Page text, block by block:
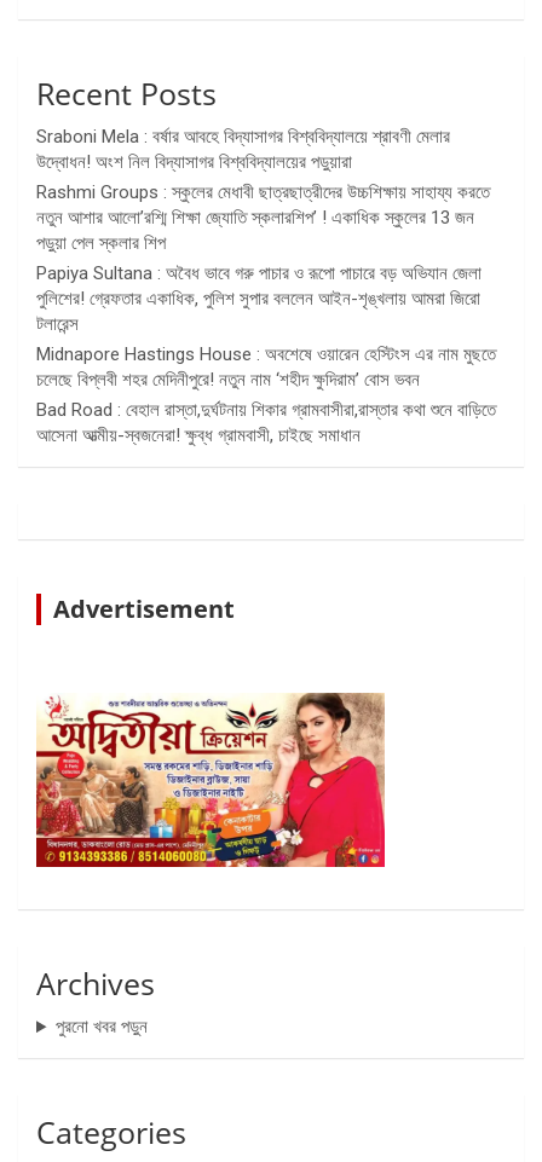
Recent Posts
Sraboni Mela : বর্ষার আবহে বিদ্যাসাগর বিশ্ববিদ্যালয়ে শ্রাবণী মেলার
উদ্বোধন! অংশ নিল বিদ্যাসাগর বিশ্ববিদ্যালয়ের পড়ুয়ারা
Rashmi Groups : স্কুলের মেধাবী ছাত্রছাত্রীদের উচ্চশিক্ষায় সাহায্য করতে
নতুন আশার আলো’রশ্মি শিক্ষা জ্যোতি স্কলারশিপ’ ! একাধিক স্কুলের 13 জন
পড়ুয়া পেল স্কলার শিপ
Papiya Sultana : অবৈধ ভাবে গরু পাচার ও রূপো পাচারে বড় অভিযান জেলা
পুলিশের! গ্রেফতার একাধিক, পুলিশ সুপার বললেন আইন-শৃঙ্খলায় আমরা জিরো
টলারেন্স
Midnapore Hastings House : অবশেষে ওয়ারেন হেস্টিংস এর নাম মুছতে
চলেছে বিপ্লবী শহর মেদিনীপুরে! নতুন নাম ‘শহীদ ক্ষুদিরাম’ বোস ভবন
Bad Road : বেহাল রাস্তা,দুর্ঘটনায় শিকার গ্রামবাসীরা,রাস্তার কথা শুনে বাড়িতে
আসেনা আত্মীয়-স্বজনেরা! ক্ষুব্ধ গ্রামবাসী, চাইছে সমাধান
Advertisement
Archives
পুরনো খবর পড়ুন
Categories